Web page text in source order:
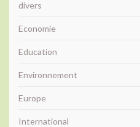
divers
Economie
Education
Environnement
Europe
International